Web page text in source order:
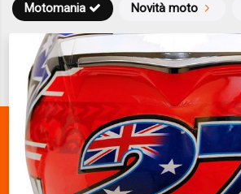
Novità moto
Motomania